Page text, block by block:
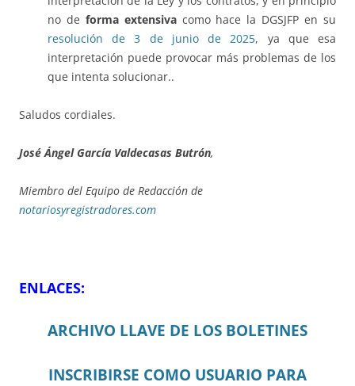
no de forma extensivacomo hace la DGSJFP en su
resolución de 3 de junio de 2025, ya que esa
interpretación puede provocar más problemas de los
que intenta solucionar..
Saludos cordiales.
José Ángel García Valdecasas Butrón,
Miembro del Equipo de Redacción de
notariosyregistradores.com
ENLACES:
ARCHIVO LLAVE DE LOS BOLETINES
INSCRIBIRSE COMO USUARIO PARA